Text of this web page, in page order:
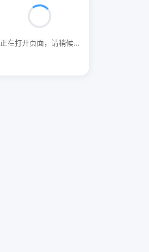
正在打开页面，请稍候...